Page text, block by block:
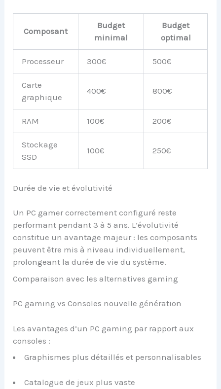
Composant
Budget
minimal
Budget
optimal
Processeur 300€ 500€
Carte
graphique
400€ 800€
RAM 100€ 200€
Stockage
SSD
100€ 250€
Durée de vie et évolutivité
Un PC gamer correctement configuré reste
performant pendant 3 à 5 ans. L’évolutivité
constitue un avantage majeur : les composants
peuvent être mis à niveau individuellement,
prolongeant la durée de vie du système.
Comparaison avec les alternatives gaming
PC gaming vs Consoles nouvelle génération
Les avantages d’un PC gaming par rapport aux
consoles :
Graphismes plus détaillés et personnalisables
Catalogue de jeux plus vaste